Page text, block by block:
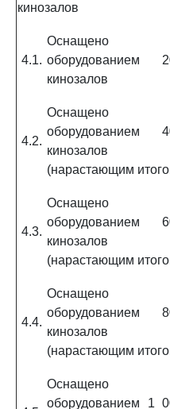
кинозалов
4.1.
Оснащено
оборудованием
кинозалов
4.2.
Оснащено
оборудованием
кинозалов
(нарастающим
4.3.
Оснащено
оборудованием
кинозалов
(нарастающим
4.4.
Оснащено
оборудованием
кинозалов
(нарастающим
Оснащено
оборудованием 1